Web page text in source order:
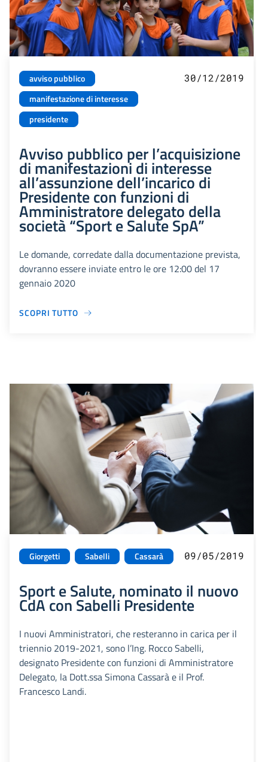
avviso pubblico
manifestazione di interesse
presidente
30/12/2019
Avviso pubblico per l’acquisizione
di manifestazioni di interesse
all’assunzione dell’incarico di
Presidente con funzioni di
Amministratore delegato della
società “Sport e Salute SpA”
Le domande, corredate dalla documentazione prevista,
dovranno essere inviate entro le ore 12:00 del 17
gennaio 2020
SCOPRI TUTTO
Giorgetti Sabelli Cassarà 09/05/2019
Sport e Salute, nominato il nuovo
CdA con Sabelli Presidente
I nuovi Amministratori, che resteranno in carica per il
triennio 2019-2021, sono l’Ing. Rocco Sabelli,
designato Presidente con funzioni di Amministratore
Delegato, la Dott.ssa Simona Cassarà e il Prof.
Francesco Landi.